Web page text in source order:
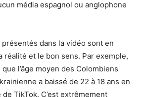
média espagnol ou anglophone
dans la vidéo sont en
réalité et le bon sens. Par exemple,
l’âge moyen des Colombiens
a baissé de 22 à 18 ans en
TikTok. C’est extrêmement